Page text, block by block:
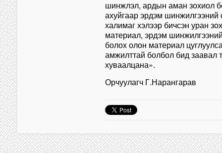
шинжлэл, ардын аман зохиол
ахуйгаар эрдэм шинжилгээний
халимаг хэлээр бичсэн уран
материал, эрдэм
болох олон материал
амжилттай болбол бид заавал
хуваалцана».
Орчуулагч Г.Нарангарав